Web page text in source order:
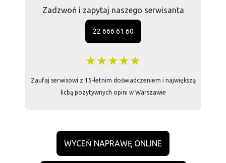
Zadzwoń i zapytaj naszego serwisanta
22 666 61 60
★★★★★
Zaufaj serwisowi z 15-letnim doświadczeniem i największą
licbą pozytywnych opini w Warszawie
WYCEŃ NAPRAWĘ ONLINE